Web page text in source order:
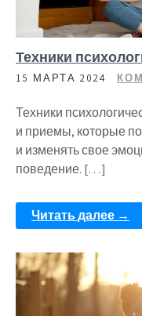
Техники
15 МАРТА 2024
Техники
и приемы, которые
и изменять свое
поведение. […]
Читать далее →